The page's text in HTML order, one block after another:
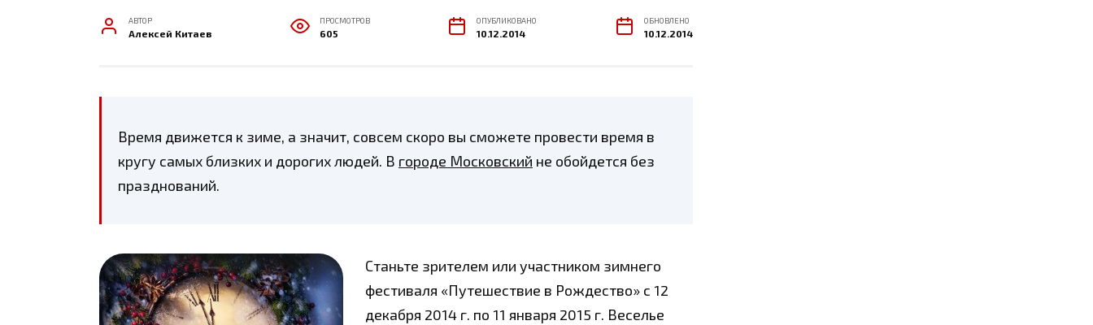
АВТОР
Алексей Китаев
ПРОСМОТРОВ
605
ОПУБЛИКОВАНО
10.12.2014
ОБНОВЛЕНО
10.12.2014
Время движется к зиме, а значит, совсем скоро вы сможете провести время в
кругу самых близких и дорогих людей. В городе Московский не обойдется без
празднований.
Станьте зрителем или участником зимнего
фестиваля «Путешествие в Рождество» с 12
декабря 2014 г. по 11 января 2015 г. Веселье